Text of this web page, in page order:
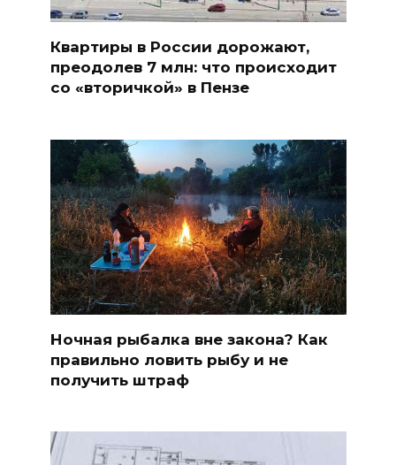
Квартиры в России дорожают,
преодолев 7 млн: что происходит
со «вторичкой» в Пензе
Ночная рыбалка вне закона? Как
правильно ловить рыбу и не
получить штраф